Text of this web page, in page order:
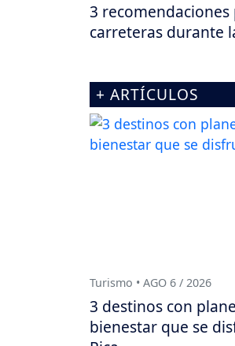
3
carreteras durante
+ ARTÍCULOS
Turismo • AGO 6 / 2026
3 destinos con
bienestar que se